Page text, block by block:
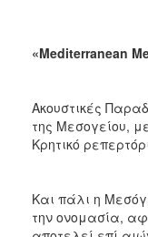
«Mediterranean
Ακουστικές
της Μεσογείου,
Κρητικό
Και πάλι η
την ονομασία,